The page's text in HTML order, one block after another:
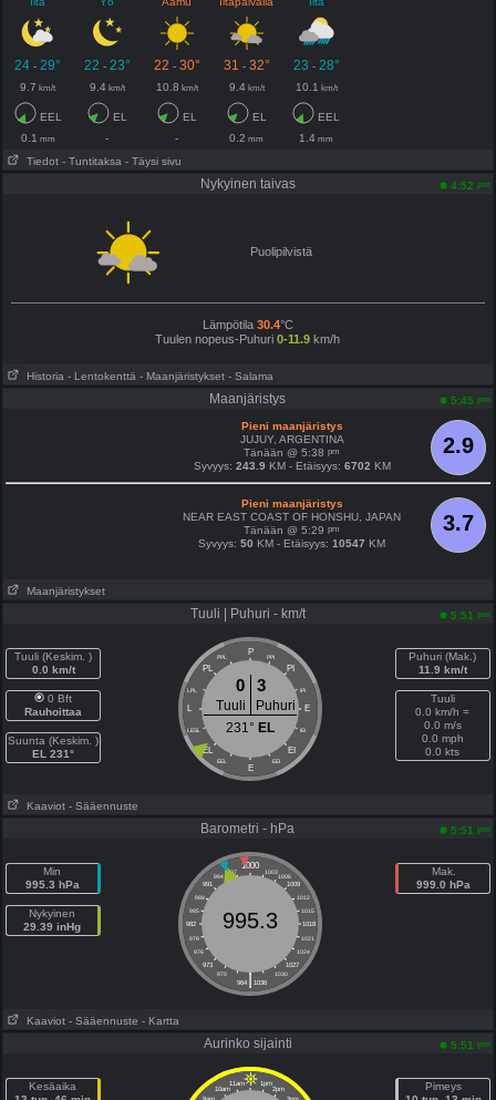
24 - 29° 22 - 23° 22 - 30° 31 - 32° 23 - 28°
9.7 km/t 9.4km/t 10.8 km/t 9.4km/t 10.1 km/t
EEL EL EL EL
EEL
0.1 mm - - 0.2 mm 1.4 mm
Tiedot - Tuntitaksa - Täysi sivu
Nykyinen taivas 4:52 pm
Puolipilvistä
Lämpötila 30.4°C
Tuulen nopeus-Puhuri 0-11.9 km/h
Historia - Lentokenttä - Maanjäristykset - Salama
Maanjäristys 5:45 pm
2.9
Pieni maanjäristys
JUJUY, ARGENTINA
Tänään @ 5:38pm
Syvyys: 243.9 KM - Etäisyys: 6702 KM
3.7
Pieni maanjäristys
NEAR EAST COAST OF HONSHU, JAPAN
Tänään @ 5:29pm
Syvyys:50 KM - Etäisyys:10547 KM
Maanjäristykset
Tuuli | Puhuri - km/t 5:51 pm
Tuuli (Keskim. )
0.0 km/t
0 Bft
Rauhoittaa
Suunta (Keskim. )
EL 231°
P
PPL PPI
PL PI
LPL IPI
L E
LESL IEI
EL EI
EEL EEI
E
0 3
Tuuli
Puhuri
231° EL
Puhuri (Mak.)
11.9 km/t
Tuuli
0.0 km/h =
0.0 m/s
0.0 mph
0.0 kts
Kaaviot - Sääennuste
Barometri - hPa 5:51 pm
Min
995.3 hPa
Nykyinen
29.39 inHg
1000
997 1003
994
1006
991
1009
988
1012
985
1015
982
1018
979
1021
976
1024
973
1027
970
1030
|
964 1036
995.3
Mak.
999.0 hPa
Kaaviot - Sääennuste - Kartta
Aurinko sijainti 5:51 pm
Kesäaika
11am 1pm
10am 2pm
Pimeys